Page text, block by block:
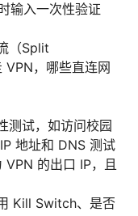
输入一次性验证
（Split
，哪些直连网
测试，如访问校园
地址和 DNS 测试
VPN 的出口 IP，且
Kill Switch、是否